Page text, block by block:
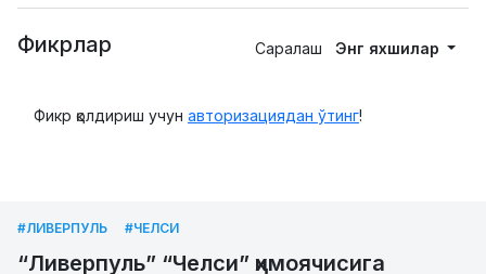
Фикрлар Саралаш Энг яхшилар
Фикр қолдириш учун авторизациядан ўтинг!
#ЛИВЕРПУЛЬ #ЧЕЛСИ
“Ливерпуль” “Челси” ҳимоячисига